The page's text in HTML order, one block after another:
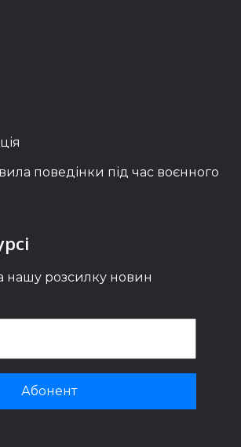
поведінки під час воєнного
нашу розсилку новин